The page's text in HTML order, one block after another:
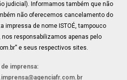
judicial). Informamos também que não
não oferecemos cancelamento do
impressa de nome ISTOÉ, tampouco
responsabilizamos apenas pelo
e seus respectivos sites.
imprensa: